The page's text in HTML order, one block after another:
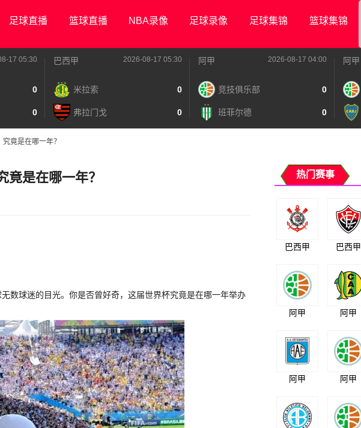
足球直播 篮球直播 NBA录像 足球录像 足球集锦 篮球集锦
17 05:30
0
0
巴西甲 2026-08-17 05:30
米拉索 0
弗拉门戈 0
阿甲 2026-08-17 04:00
竞技俱乐部 0
班菲尔德 0
阿甲
竟是在哪一年？
是在哪一年？
数球迷的目光。你是否曾好奇，这届世界杯究竟是在哪一年举办
热门赛事
巴西甲 巴西甲
阿甲 阿甲
阿甲 阿甲